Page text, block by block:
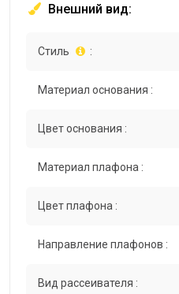
Внешний вид:
Стиль :
Материал основания :
Цвет основания :
Материал плафона :
Цвет плафона :
Направление плафонов :
Вид рассеивателя :